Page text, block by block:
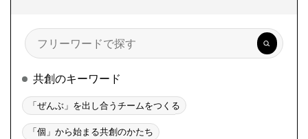
検
索
共創のキーワード
「ぜんぶ」を出し合うチームをつくる
「個」から始まる共創のかたち